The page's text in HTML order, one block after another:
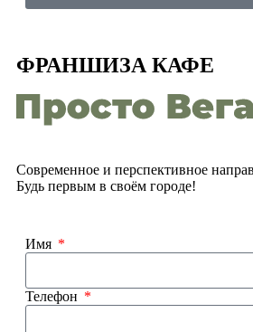
ФРАНШИЗА КАФЕ
Современное и перспективное
Будь первым в своём городе!
Имя
Телефон